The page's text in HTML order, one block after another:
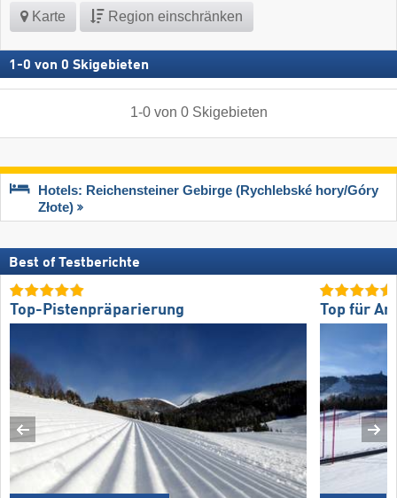
Karte Region einschränken
1 -0 von 0 Skigebieten
1-0von 0 Skigebieten
Hotels: Reichensteiner Gebirge (Rychlebské hory/​Góry
Złote)
Best of Testberichte
Top-Pistenpräparierung Top für